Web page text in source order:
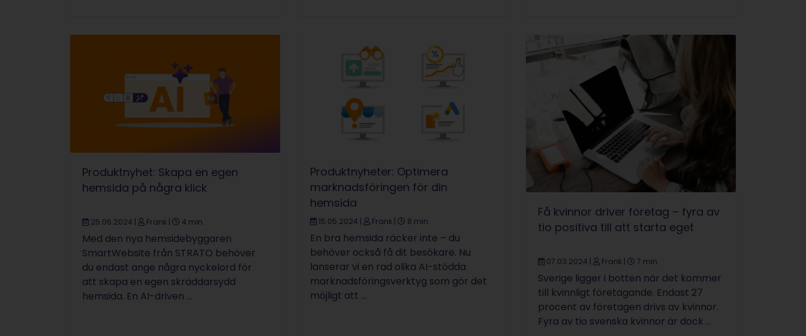
Produktnyhet: Skapa en egen
hemsida på några klick
25.06.2024 Frank 4 min.
Med den nya hemsidebyggaren
SmartWebsite från STRATO behöver
du endast ange några nyckelord för
att skapa en egen skräddarsydd
hemsida. En AI-driven ...
Produktnyheter: Optimera
marknadsföringen för din
hemsida
15.05.2024 Frank 8 min.
En bra hemsida räcker inte – du
behöver också få dit besökare. Nu
lanserar vi en rad olika AI-stödda
marknadsföringsverktyg som gör det
möjligt att ...
Få kvinnor driver företag – fyra av
tio positiva till att starta eget
07.03.2024 Frank 7 min.
Sverige ligger i botten när det kommer
till kvinnligt företagande. Endast 27
procent av företagen drivs av kvinnor.
Fyra av tio svenska kvinnor är dock ...